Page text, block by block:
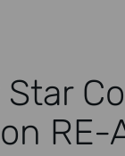
Star
RE-